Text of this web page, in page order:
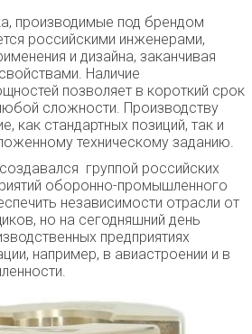
производимые под брендом
российскими инженерами,
и дизайна, заканчивая
Наличие
позволяет в короткий срок
сложности. Производству
как стандартных позиций, так и
техническому заданию.
группой российских
оборонно-промышленного
независимости отрасли от
но на сегодняшний день
предприятиях
например, в авиастроении и в